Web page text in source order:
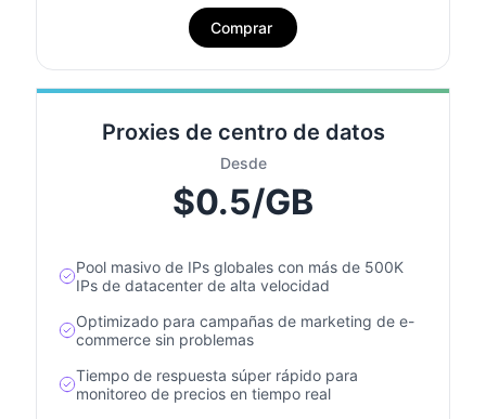
Comprar
Proxies de centro de datos
Desde
$0.5/GB
Pool masivo de IPs globales con más de 500K
IPs de datacenter de alta velocidad
Optimizado para campañas de marketing de e-
commerce sin problemas
Tiempo de respuesta súper rápido para
monitoreo de precios en tiempo real